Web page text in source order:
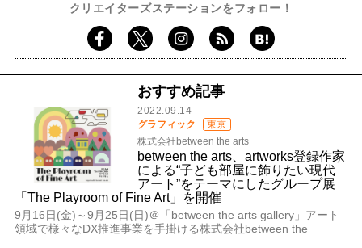
クリエイターズステーションをフォロー！
おすすめ記事
2022.09.14
グラフィック
東京
株式会社between the arts
between the arts、artworks登録作家
による“子ども部屋に飾りたい現代
アート”をテーマにしたグループ展
「The Playroom of Fine Art」を開催
9月16日(金)～9月25日(日)＠「between the arts gallery」アート
領域で様々なDX推進事業を手掛ける株式会社between the